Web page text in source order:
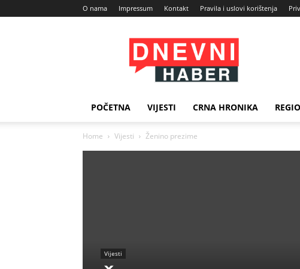
O nama Impressum Kontakt Pravila i uslovi korištenja
Dnevni
Haber
POČETNA VIJESTI CRNA HRONIKA
Home Vijesti Ženino prezime
Vijesti